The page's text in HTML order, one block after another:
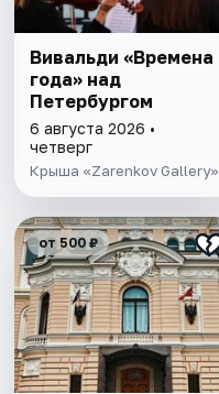
Вивальди «Времена
года» над
Петербургом
6 августа 2026 •
четверг
Крыша «Zarenkov Gallery»
от 500 ₽